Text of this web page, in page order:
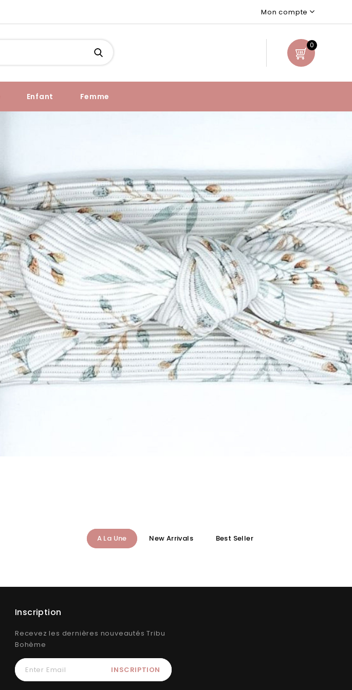
Mon compte
0
Enfant Femme
A La Une New Arrivals Best Seller
Inscription
Recevez les dernières nouveautés Tribu
Bohème